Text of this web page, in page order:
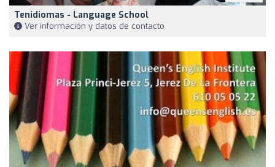
Tenidiomas - Language School
Ver información y datos de contacto